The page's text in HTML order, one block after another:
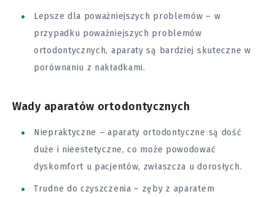
Lepsze dla poważniejszych problemów – w
przypadku poważniejszych problemów
ortodontycznych, aparaty są bardziej skuteczne w
porównaniu z nakładkami.
Wady aparatów ortodontycznych
Niepraktyczne – aparaty ortodontyczne są dość
duże i nieestetyczne, co może powodować
dyskomfort u pacjentów, zwłaszcza u dorosłych.
Trudne do czyszczenia – zęby z aparatem